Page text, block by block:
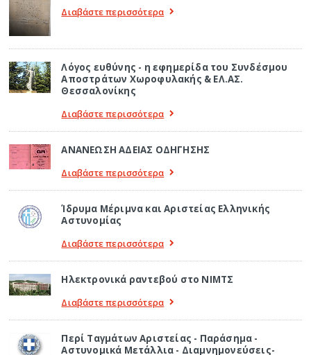
Διαβάστε περισσότερα
Λόγος ευθύνης - η εφημερίδα του Συνδέσμου
Αποστράτων Χωροφυλακής & ΕΛ.ΑΣ.
Θεσσαλονίκης
Διαβάστε περισσότερα
ΑΝΑΝΕΩΣΗ ΑΔΕΙΑΣ ΟΔΗΓΗΣΗΣ
Διαβάστε περισσότερα
Ίδρυμα Μέριμνα και Αριστείας Ελληνικής
Αστυνομίας
Διαβάστε περισσότερα
Ηλεκτρονικά ραντεβού στο ΝΙΜΤΣ
Διαβάστε περισσότερα
Περί Ταγμάτων Αριστείας - Παράσημα -
Αστυνομικά Μετάλλια - Διαμνημονεύσεις-